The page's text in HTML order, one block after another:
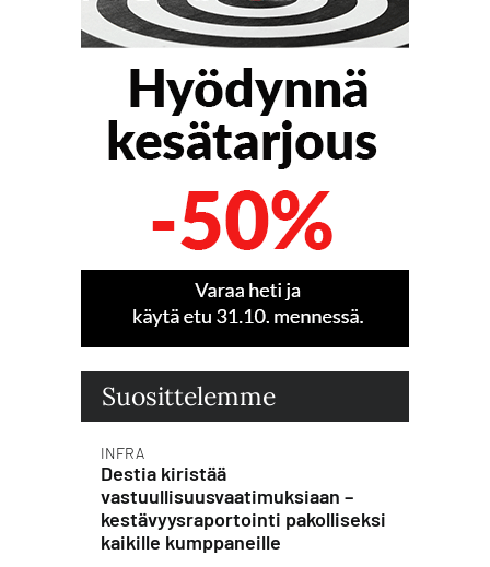
Suosittelemme
INFRA
Destia kiristää
vastuullisuusvaatimuksiaan –
kestävyysraportointi pakolliseksi
kaikille kumppaneille